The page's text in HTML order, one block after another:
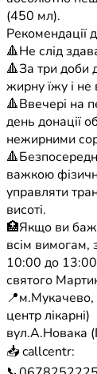
(450 мл).
Рекомендації
🔺Не слід
🔺За три доби
жирну їжу і не
🔺Ввечері на
день донації
нежирними
важкою
управляти
висоті.
🏥Якщо ви
всім вимогам,
10:00 до 13:00
святого
📍м.Мукачево,
центр лікарні)
вул.А.Новака
📥 callcentr: